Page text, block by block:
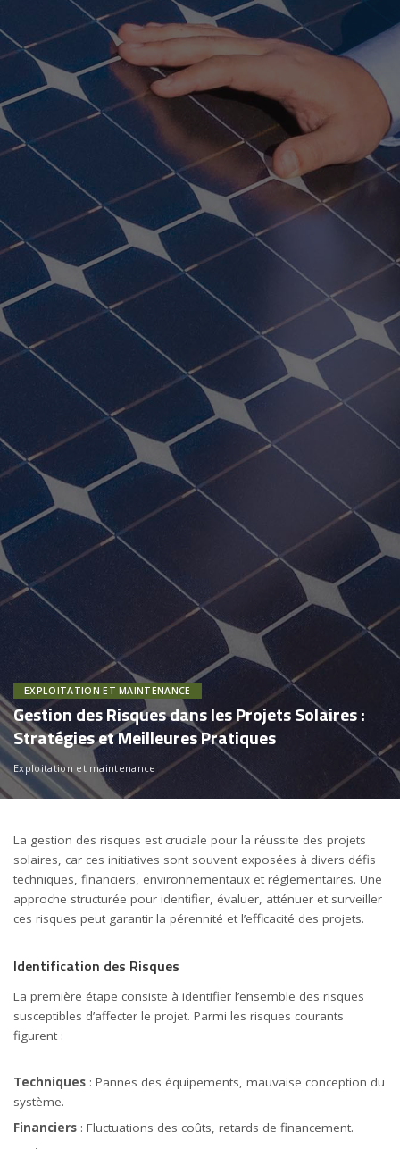
EXPLOITATION ET MAINTENANCE
Gestion des Risques dans les Projets Solaires :
Stratégies et Meilleures Pratiques
Exploitation et maintenance
La gestion des risques est cruciale pour la réussite des projets
solaires, car ces initiatives sont souvent exposées à divers défis
techniques, financiers, environnementaux et réglementaires. Une
approche structurée pour identifier, évaluer, atténuer et surveiller
ces risques peut garantir la pérennité et l’efficacité des projets.
Identification des Risques
La première étape consiste à identifier l’ensemble des risques
susceptibles d’affecter le projet. Parmi les risques courants
figurent :
Techniques : Pannes des équipements, mauvaise conception du
système.
Financiers : Fluctuations des coûts, retards de financement.